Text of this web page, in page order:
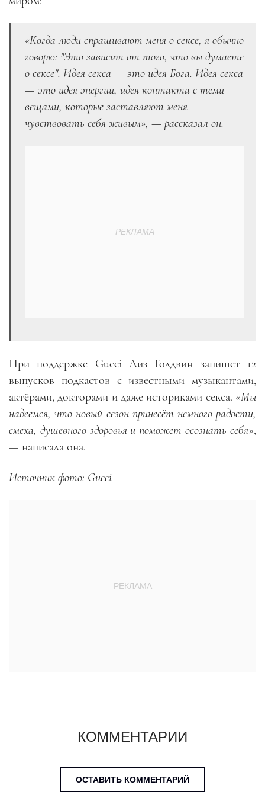
«Когда люди спрашивают меня о сексе, я обычно
говорю: "Это зависит от того, что вы думаете
о сексе". Идея секса — это идея Бога. Идея секса
— это идея энергии, идея контакта с теми
вещами, которые заставляют меня
чувствовать себя живым», — рассказал он.
При поддержке Gucci Лиз Голдвин запишет 12
выпусков подкастов с известными музыкантами,
актёрами, докторами и даже историками секса. «Мы
надеемся, что новый сезон принесёт немного радости,
смеха, душевного здоровья и поможет осознать себя»,
— написала она.
Источник фото: Gucci
КОММЕНТАРИИ
ОСТАВИТЬ КОММЕНТАРИЙ